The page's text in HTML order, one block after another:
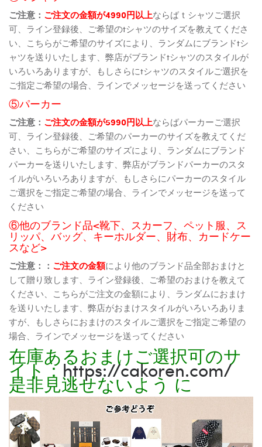
ご注意： ご注文の金額が4990円以上ならばｔシャツご選択
可、ライン登録後、ご希望のtシャツのサイズを教えてくださ
い、こちらがご希望のサイズにより、ランダムにブランドtシ
ャツを送りいたします、弊店がブランドtシャツのスタイルが
いろいろありますが、もしさらにtシャツのスタイルご選択を
ご指定ご希望の場合、ラインでメッセージを送ってください
⑤パーカー
ご注意： ご注文の金額が5990円以上ならばパーカーご選択
可、ライン登録後、ご希望のパーカーのサイズを教えてくだ
さい、こちらがご希望のサイズにより、ランダムにブランド
パーカーを送りいたします、弊店がブランドパーカーのスタ
イルがいろいろありますが、もしさらにパーカーのスタイル
ご選択をご指定ご希望の場合、ラインでメッセージを送って
ください
⑥他のブランド品<靴下、スカーフ、ペット服、ス
リッパ、バッグ、キーホルダー、財布、カードケー
スなど>
ご注意：： ご注文の金額により他のブランド品全部おまけと
して贈り致します、ライン登録後、ご希望のおまけを教えて
ください、こちらがご注文の金額により、ランダムにおまけ
を送りいたします、弊店がおまけスタイルがいろいろありま
すが、もしさらにおまけのスタイルご選択をご指定ご希望の
場合、ラインでメッセージを送ってください
在庫あるおまけご選択可のサ
イト：https://cakoren.com/
是非見逃せないよう に